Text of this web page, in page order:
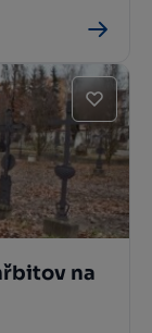
na